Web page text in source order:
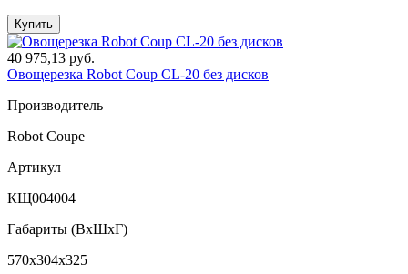
Купить
40 975,13 руб.
Овощерезка Robot Coup CL-20 без дисков
Производитель
Robot Coupe
Артикул
КЩ004004
Габариты (ВxШxГ)
570x304x325